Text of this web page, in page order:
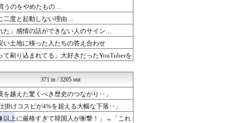
海外の反応ジャーナル
Ask Reddit まと...
ニチカン！
海外の万国反応記＠海外の反...
QQQ(海外の反応)
世界はグーチョキパー
かんにゅー -韓国の反応-
海外のお前ら 海外の反応
クロード-韓国の反応まとめ
海外さんいらっしゃい 海外...
Red4 海外の反応まとめ
ハウメニージャパン！
海外トークログ
うのをやめたもの…
二度と起動しない理由…
た」感情の話ができない人のサイン…
土地に移った人たちの答え合わせ
刷り込まれてる」大好きだったYouTuberを
371 in / 3205 out
越えた驚くべき歴史のつながり‥」
掛けコスピが4%を超える大幅な下落‥」
以上に厳格すぎて韓国人が衝撃！」→「これ